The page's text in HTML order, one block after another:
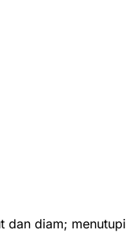
dan diam; menutupi